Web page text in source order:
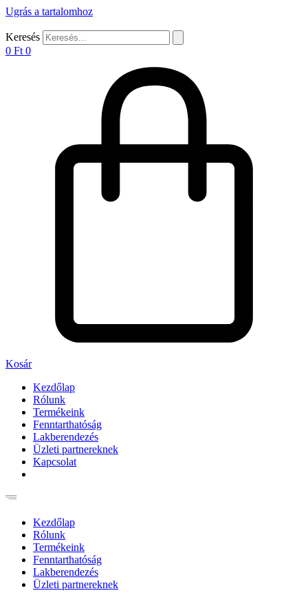
Ugrás a tartalomhoz
Keresés
0 Ft 0
Kosár
Kezdőlap
Rólunk
Termékeink
Fenntarthatóság
Lakberendezés
Üzleti partnereknek
Kapcsolat
Kezdőlap
Rólunk
Termékeink
Fenntarthatóság
Lakberendezés
Üzleti partnereknek